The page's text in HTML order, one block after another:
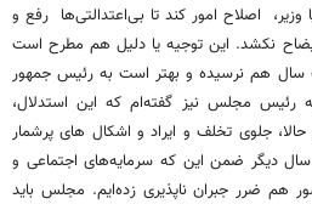
اصلاح امور کند تا بی‌اعتدالتی‌ها رفع و
نکشد. این توجیه یا دلیل هم مطرح است
سال هم نرسیده و بهتر است به رئیس جمهور
رئیس مجلس نیز گفته‌ام که این استدلال،
جلوی تخلف و ایراد و اشکال های پرشمار
دیگر ضمن این که سرمایه‌های اجتماعی و
ضرر جبران ناپذیری زده‌ایم. مجلس باید